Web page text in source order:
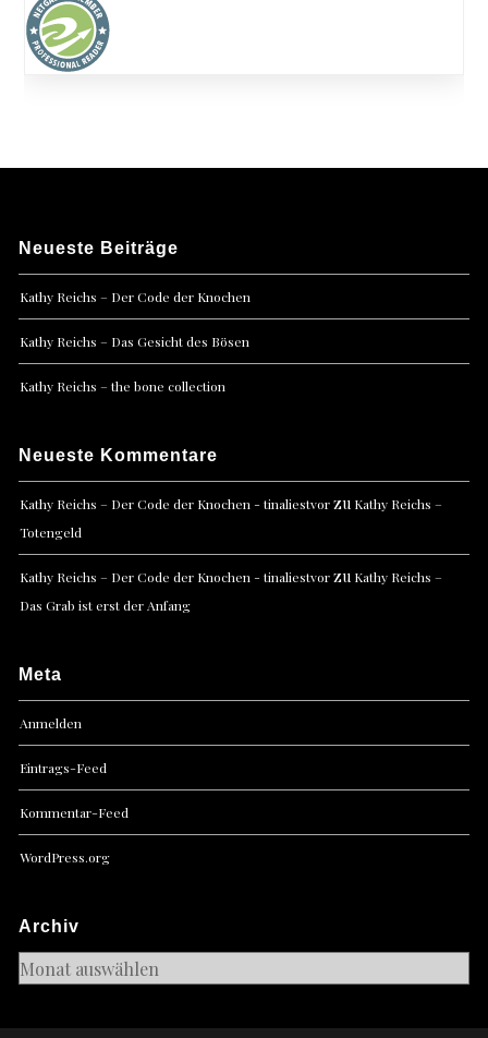
Neueste Beiträge
Kathy Reichs – Der Code der Knochen
Kathy Reichs – Das Gesicht des Bösen
Kathy Reichs – the bone collection
Neueste Kommentare
Kathy Reichs – Der Code der Knochen - tinaliestvorzu Kathy Reichs –
Totengeld
Kathy Reichs – Der Code der Knochen - tinaliestvorzu Kathy Reichs –
Das Grab ist erst der Anfang
Meta
Anmelden
Eintrags-Feed
Kommentar-Feed
WordPress.org
Archiv
Archiv